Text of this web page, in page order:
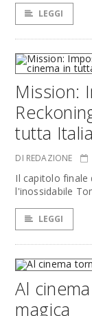
LEGGI
Mission:
tutta Italia
DI REDAZIONE
Il capitolo finale
l'inossidabile
LEGGI
Al
magica